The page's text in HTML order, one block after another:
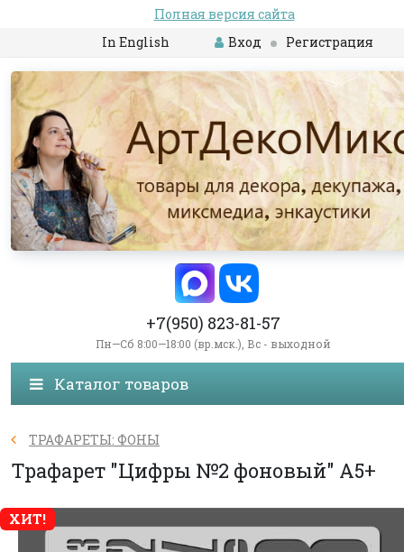
Полная версия сайта
In English
Вход Регистрация
+7(950) 823-81-57
Пн—Сб 8:00—18:00 (вр.мск.), Вс - выходной
Каталог товаров
ТРАФАРЕТЫ: ФОНЫ
Трафарет "Цифры №2 фоновый" А5+
ХИТ!